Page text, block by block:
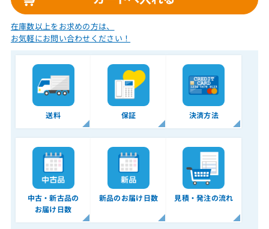
在庫数以上をお求めの方は、
お気軽にお問い合わせください！
送料 保証 決済方法
中古・新古品の
お届け日数
新品のお届け日数 見積・発注の流れ